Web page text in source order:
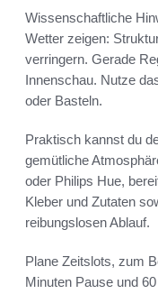
Wissenschaftliche
Wetter zeigen:
verringern. Gerade
Innenschau. Nutze
oder Basteln.
Praktisch kannst du
gemütliche
oder Philips Hue,
Kleber und Zutaten
reibungslosen Ablauf.
Plane Zeitslots, zum
Minuten Pause und